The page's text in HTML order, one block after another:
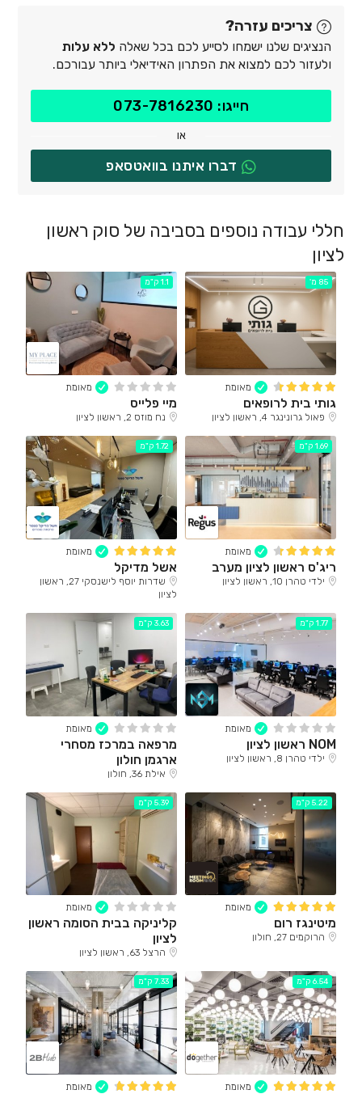
צריכים עזרה?
הנציגים שלנו ישמחו לסייע לכם בכל שאלה ללא עלות
ולעזור לכם למצוא את הפתרון האידיאלי ביותר עבורכם.
חייגו: 073-7816230
או
דברו איתנו בוואטסאפ
חללי עבודה נוספים בסביבה של סוק ראשון
לציון
מאומת
85 מ'
גותי בית לרופאים
פאול גרונינגר 4, ראשון לציון
מאומת
1.1 ק"מ
מיי פלייס
נח מוזס 2, ראשון לציון
מאומת
1.69 ק"מ
ריג'ס ראשון לציון מערב
ילדי טהרן 10, ראשון לציון
מאומת
1.72 ק"מ
אשל מדיקל
שדרות יוסף לישנסקי 27, ראשון
לציון
מאומת
1.77 ק"מ
NOM ראשון לציון
ילדי טהרן 8, ראשון לציון
מאומת
3.63 ק"מ
מרפאה במרכז מסחרי
ארגמן חולון
אילת 36, חולון
מאומת
5.22 ק"מ
מיטינגז רום
הרוקמים 27, חולון
מאומת
5.39 ק"מ
קליניקה בבית הסומה ראשון
לציון
הרצל 63, ראשון לציון
מאומת
6.54 ק"מ
מאומת
7.33 ק"מ